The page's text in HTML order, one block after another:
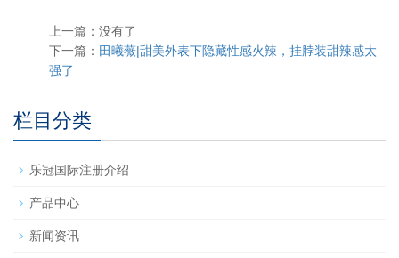
上一篇：没有了
下一篇： 田曦薇|甜美外表下隐藏性感火辣，挂脖装甜辣感太
强了
栏目分类
乐冠国际注册介绍
产品中心
新闻资讯